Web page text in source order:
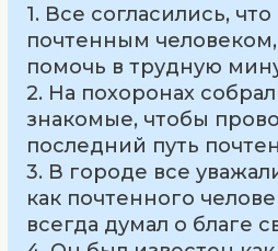
1. Все согласились,
почтенным
помочь в трудную
2. На похоронах
знакомые, чтобы
последний путь
3. В городе все
как почтенного
всегда думал о благе